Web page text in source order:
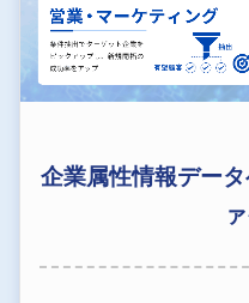
企業属性情報デー